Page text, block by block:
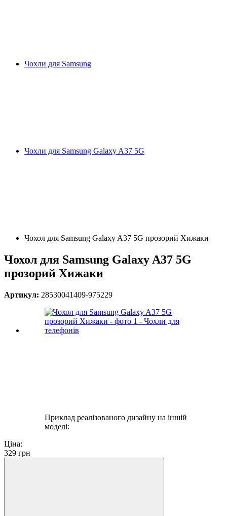
Чохли для Samsung
Чохли для Samsung Galaxy A37 5G
Чохол для Samsung Galaxy A37 5G прозорий Хижаки
Чохол для Samsung Galaxy A37 5G
прозорий Хижаки
Артикул: 28530041409-975229
Приклад реалізованого дизайну на іншій
моделі:
Ціна:
329 грн